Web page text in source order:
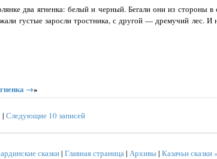
два ягненка: белый и черный. Бегали они из стороны
густые заросли тростника, с другой — дремучий лес. И
→»
| Следующие 10 записей
сказки| Главная страница | Архивы| Казачьи сказки »